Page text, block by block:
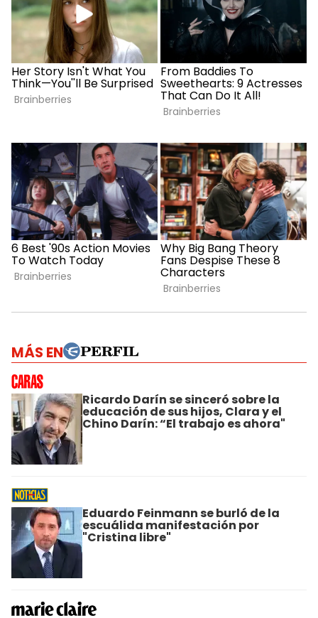
MÁS EN
Ricardo Darín se sinceró sobre la
educación de sus hijos, Clara y el
Chino Darín: “El trabajo es ahora"
Eduardo Feinmann se burló de la
escuálida manifestación por
"Cristina libre"